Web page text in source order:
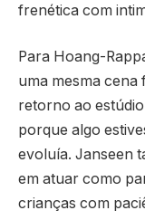
frenética com
Para Hoang-
uma mesma cena
retorno ao
porque algo
evoluía. Janseen
em atuar como
crianças com